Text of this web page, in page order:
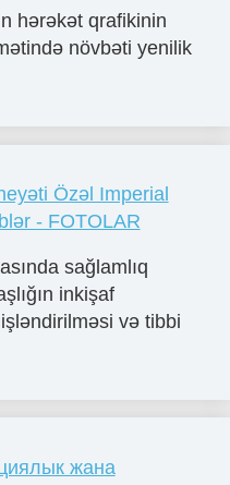
hərəkət qrafikinin
növbəti yenilik
Özəl Imperial
- FOTOLAR
sağlamlıq
inkişaf
və tibbi
жана